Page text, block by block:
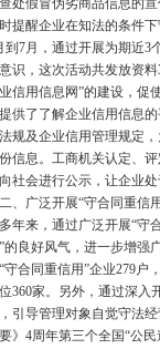
处假冒伪劣商品信息的
提醒企业在知法的条件
到7月，通过开展为期近3
识，这次活动共发放资
信用信息网”的建设，促
供了了解企业信用信息
规及企业信用管理规定
信息。工商机关认定、
社会进行公示，让企业
、广泛开展“守合同重信
年来，通过广泛开展“守
的良好风气，进一步增强
守合同重信用”企业279户
360家。另外，通过深入
引导管理对象自觉守法
》4周年第三个全国“公